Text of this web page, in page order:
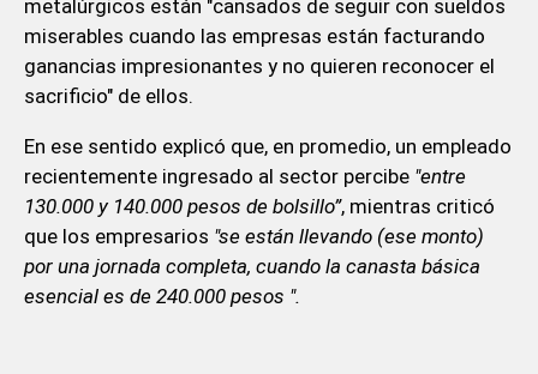
metalúrgicos están "cansados de seguir con sueldos
miserables cuando las empresas están facturando
ganancias impresionantes y no quieren reconocer el
sacrificio" de ellos.
En ese sentido explicó que, en promedio, un empleado
recientemente ingresado al sector percibe "entre
130.000 y 140.000 pesos de bolsillo”, mientras criticó
que los empresarios "se están llevando (ese monto)
por una jornada completa, cuando la canasta básica
esencial es de 240.000 pesos ".